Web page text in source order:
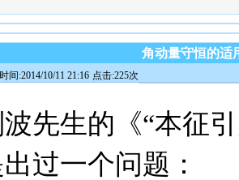
角动量守恒的
间:2014/10/11 21:16 点击:225次
先生的《“本征
过一个问题：